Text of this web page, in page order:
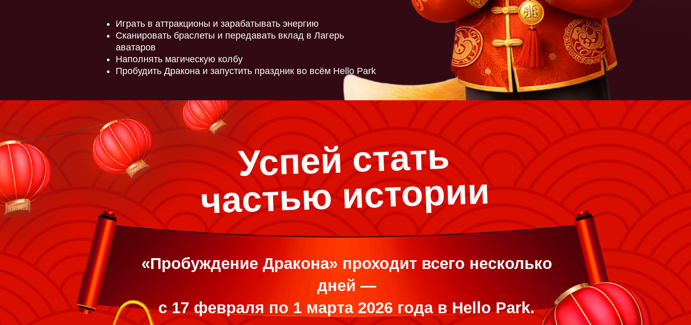
Играть в аттракционы и зарабатывать энергию
Сканировать браслеты и передавать вклад в Лагерь
аватаров
Наполнять магическую колбу
Пробудить Дракона и запустить праздник во всём Hello Park
Успей стать
часть
ю истории
«Пробуждение Дракона» проходит всего несколько
дней —
с 17 февраля по 1 марта 2026 года в Hello Park.
aviapark@hello-park.ru
ООО «СОВА»
ИНН2804017738
ОГРН1162801054680
Правила парка
Политика сбора персональных данных